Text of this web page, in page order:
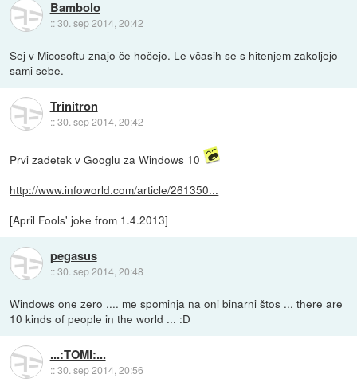
Bambolo
::30. sep 2014, 20:42
Sej v Micosoftu znajo če hočejo. Le včasih se s hitenjem zakoljejo
sami sebe.
Trinitron
::30. sep 2014, 20:42
Prvi zadetek v Googlu za Windows 10
http://www.infoworld.com/article/261350...
[April Fools' joke from 1.4.2013]
pegasus
::30. sep 2014, 20:48
Windows one zero .... me spominja na oni binarni štos ... there are
10 kinds of people in the world ... :D
...:TOMI:...
::30. sep 2014, 20:56